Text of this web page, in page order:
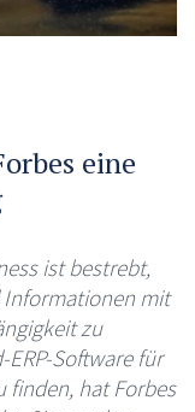
eine
ist bestrebt,
Informationen mit
zu
Software für
finden, hat Forbes